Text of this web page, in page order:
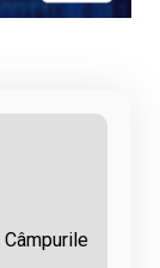
Câmpurile